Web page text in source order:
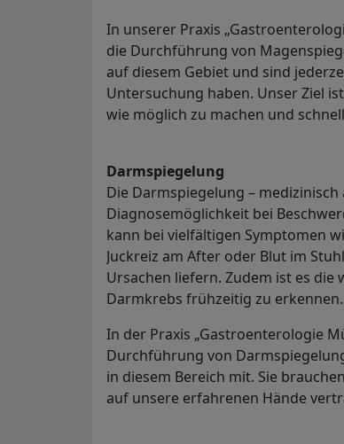
In unserer Praxis
die Durchführung von
auf diesem Gebiet und sind
Untersuchung haben. Unser Ziel
wie möglich zu machen und
Darmspiegelung
Die Darmspiegelung –
Diagnosemöglichkeit bei
kann bei vielfältigen Symptomen
Juckreiz am After oder Blut im
Ursachen liefern. Zudem ist es
Darmkrebs frühzeitig zu erkennen.
In der Praxis „Gastroenterologie
Durchführung von
in diesem Bereich mit. Sie
auf unsere erfahrenen Hände